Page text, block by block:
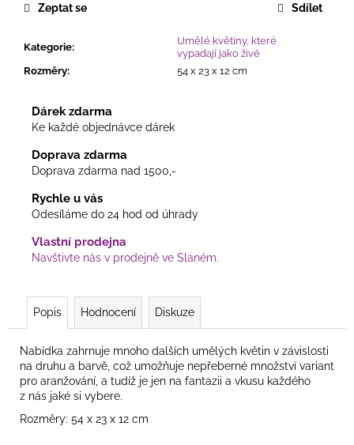
Kategorie:
Umělé květiny, které
vypadají jako živé
Rozměry: 54 x 23 x 12 cm
Zeptat se Sdílet
Dárek zdarma
Ke každé objednávce dárek
Doprava zdarma
Doprava zdarma nad 1500,-
Rychle u vás
Odesíláme do 24 hod od úhrady
Vlastní prodejna
Navštivte nás v prodejně ve Slaném.
Popis Hodnocení Diskuze
Nabídka zahrnuje mnoho dalších umělých květin v závislosti
na druhu a barvě, což umožňuje nepřeberné množství variant
pro aranžování, a tudíž je jen na fantazii a vkusu každého
z nás jaké si vybere.
Rozměry: 54 x 23 x 12 cm
POVRCHEM
STUHY
VE
ČTYŘECH